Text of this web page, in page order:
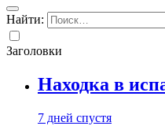
Найти:
Заголовки
Находка в
7 дней спустя